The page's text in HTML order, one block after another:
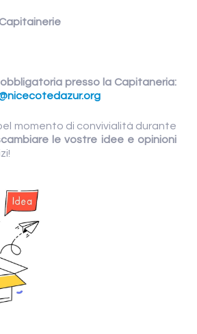
presso la Capitaneria:
momento di convivialità durante
le vostre idee e opinioni